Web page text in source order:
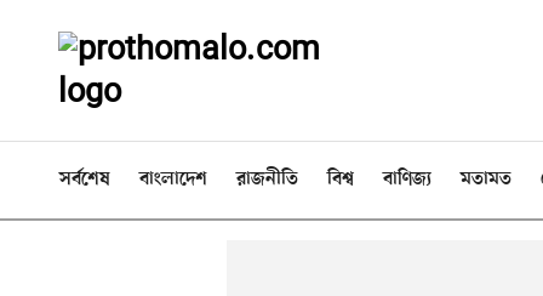
সর্বশেষ বাংলাদেশ রাজনীতি বিশ্ব বাণিজ্য মতামত